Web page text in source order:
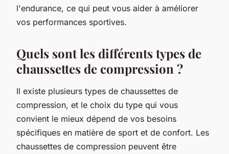
l'endurance, ce qui peut vous aider à améliorer
vos performances sportives.
Quels sont les différents types de
chaussettes de compression ?
Il existe plusieurs types de chaussettes de
compression, et le choix du type qui vous
convient le mieux dépend de vos besoins
spécifiques en matière de sport et de confort. Les
chaussettes de compression peuvent être